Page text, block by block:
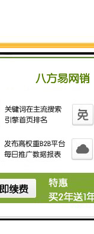
置和控制。
增强了系统的
权限管理等安
行联网和集
系统的适用
介（如HDMI、